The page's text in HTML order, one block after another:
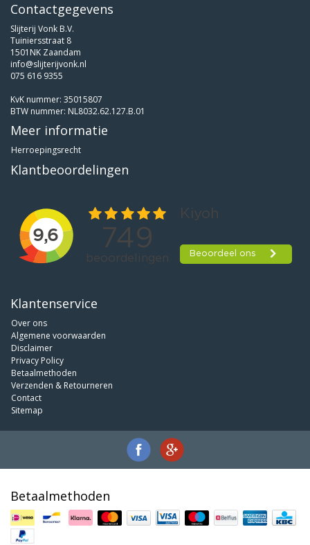
Contactgegevens
Slijterij Vonk B.V.
Tuiniersstraat 8
1501NK Zaandam
info@slijterijvonk.nl
075 616 9355
KvK nummer: 35015807
BTW nummer: NL8032.62.127.B.01
Meer informatie
Herroepingsrecht
Klantbeoordelingen
Klantenservice
Over ons
Algemene voorwaarden
Disclaimer
Privacy Policy
Betaalmethoden
Verzenden & Retourneren
Contact
Sitemap
Betaalmethoden